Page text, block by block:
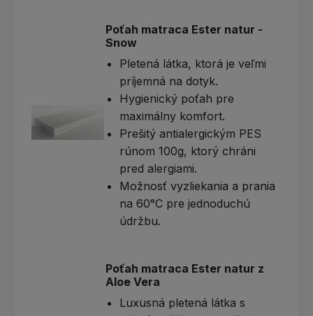
Poťah matraca Ester natur -
Snow
Pletená látka, ktorá je veľmi
príjemná na dotyk.
Hygienický poťah pre
maximálny komfort.
Prešitý antialergickým PES
rúnom 100g, ktorý chráni
pred alergiami.
Možnosť vyzliekania a prania
na 60°C pre jednoduchú
údržbu.
Poťah matraca Ester natur z
Aloe Vera
Luxusná pletená látka s